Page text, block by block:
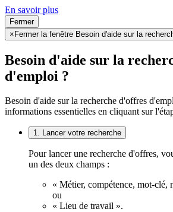
En savoir plus
Fermer
×Fermer la fenêtre Besoin d'aide sur la
Besoin d'aide sur la
d'emploi ?
Besoin d'aide sur la recherche d'offres
informations essentielles en cliquant sur
1. Lancer votre recherche
Pour lancer une recherche d'offres,
un des deux champs :
« Métier, compétence, mot-clé,
ou
« Lieu de travail ».